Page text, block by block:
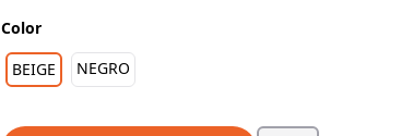
Color
BEIGE
NEGRO